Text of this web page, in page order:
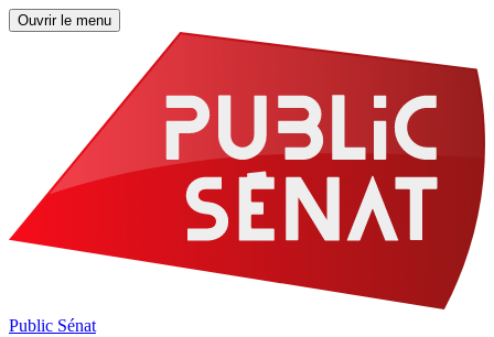
Ouvrir le menu
Public Sénat